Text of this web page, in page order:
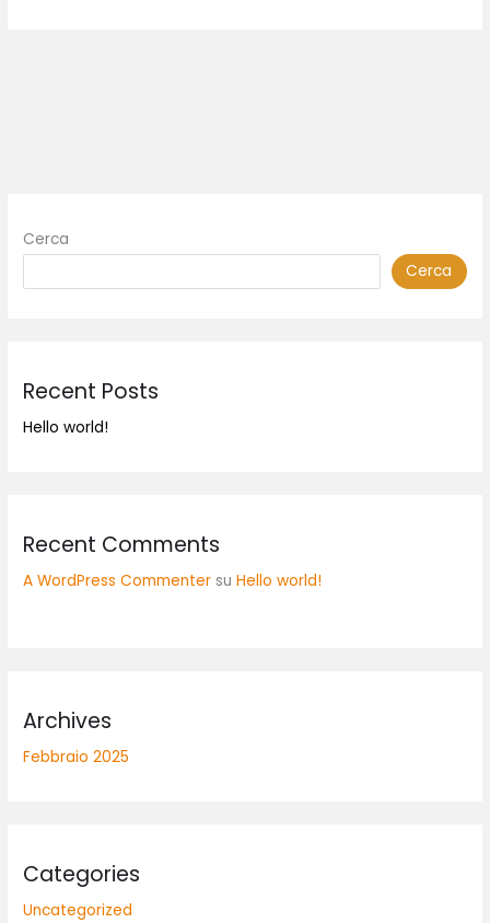
Cerca
Cerca
Recent Posts
Hello world!
Recent Comments
A WordPress Commenter suHello world!
Archives
Febbraio 2025
Categories
Uncategorized